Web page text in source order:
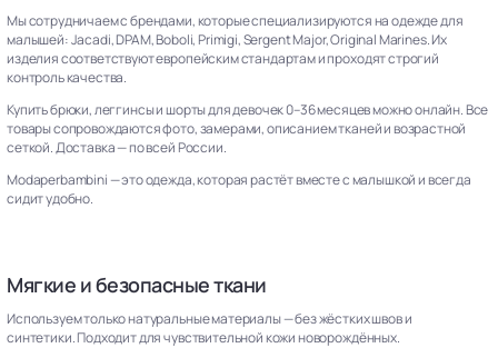
Мы сотрудничаем с брендами, которые специализируются на одежде для
малышей: Jacadi, DPAM, Boboli, Primigi, Sergent Major, Original Marines. Их
изделия соответствуют европейским стандартам и проходят строгий
контроль качества.
Купить брюки, леггинсы и шорты для девочек 0–36 месяцев можно онлайн. Все
товары сопровождаются фото, замерами, описанием тканей и возрастной
сеткой. Доставка — по всей России.
Modaperbambini — это одежда, которая растёт вместе с малышкой и всегда
сидит удобно.
Мягкие и безопасные ткани
Используем только натуральные материалы — без жёстких швов и
синтетики. Подходит для чувствительной кожи новорождённых.